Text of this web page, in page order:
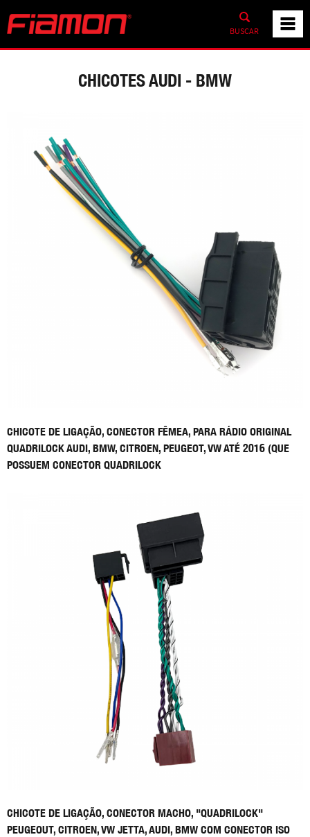
BUSCAR
CHICOTES AUDI - BMW
CHICOTE DE LIGAÇÃO, CONECTOR FÊMEA, PARA RÁDIO ORIGINAL
QUADRILOCK AUDI, BMW, CITROEN, PEUGEOT, VW ATÉ 2016 (QUE
POSSUEM CONECTOR QUADRILOCK
CHICOTE DE LIGAÇÃO, CONECTOR MACHO, "QUADRILOCK"
PEUGEOUT, CITROEN, VW JETTA, AUDI, BMW COM CONECTOR ISO